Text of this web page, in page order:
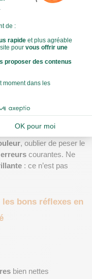
jours à
et consommée
perde en saveur
les erreurs et
parfaite
sur le marché
, oublier de peser le
erreurs courantes. Ne
: ce n’est pas
bons réflexes en
bien nettes